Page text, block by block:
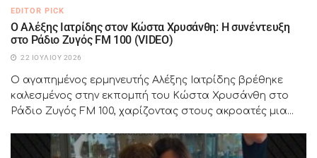
EDITOR PICK
Ο Αλέξης Ιατρίδης στον Κώστα Χρυσάνθη: Η συνέντευξη
στο Ράδιο Ζυγός FM 100 (VIDEO)
22 ΙΟΥΛΊΟΥ 2026
Ο αγαπημένος ερμηνευτής Αλέξης Ιατρίδης βρέθηκε
καλεσμένος στην εκπομπή του Κώστα Χρυσάνθη στο
Ράδιο Ζυγός FM 100, χαρίζοντας στους ακροατές μια...